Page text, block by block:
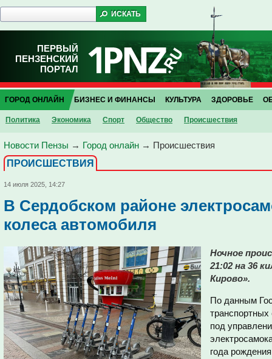
ПЕРВЫЙ
ПЕНЗЕНСКИЙ
ПОРТАЛ
ГОРОД ОНЛАЙН
Политика Экономика Спорт Общество Проиcшествия
БИЗНЕС И ФИНАНСЫ КУЛЬТУРА ЗДОРОВЬЕ
Новости Пензы → Город онлайн → Проиcшествия
ПРОИCШЕСТВИЯ
14 июля 2025, 14:27
В Сердобском районе
колеса автомобиля
Ночное
21:02 на 36
Кирово».
По данным
под
года